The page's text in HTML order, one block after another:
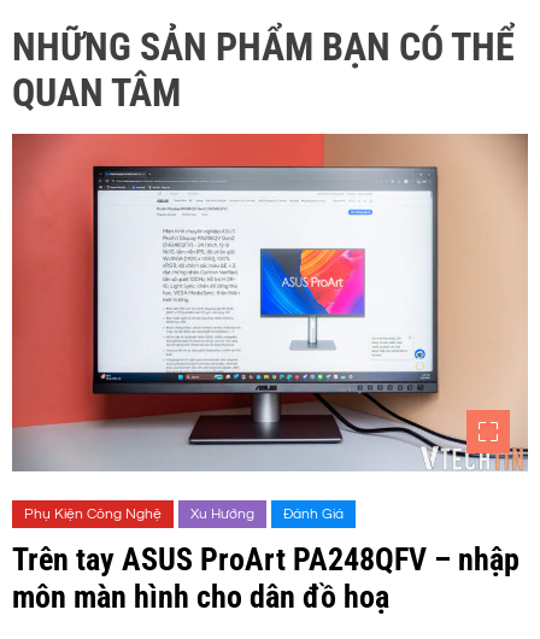
NHỮNG SẢN PHẨM BẠN CÓ THỂ
QUAN TÂM
Phụ Kiện Công Nghệ Xu Hướng Đánh Giá
Trên tay ASUS ProArt PA248QFV – nhập
môn màn hình cho dân đồ hoạ